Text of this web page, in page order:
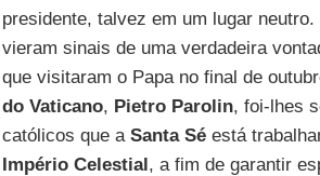
presidente, talvez em um lugar
vieram sinais de uma verdadeira
que visitaram o Papa no final de
do Vaticano, Pietro Parolin, foi-lhes
católicos que a Santa Séestá
Império Celestial, a fim de garantir